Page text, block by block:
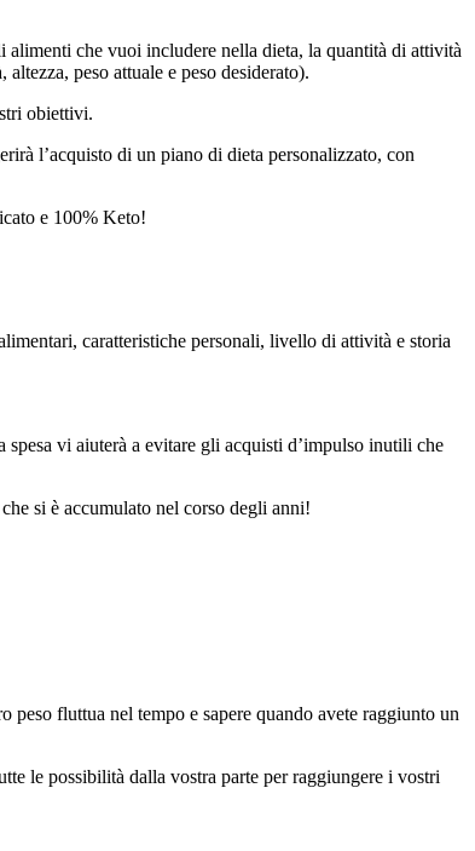
alimenti che vuoi includere nella dieta, la quantità di attività
peso attuale e peso desiderato).
obiettivi.
l’acquisto di un piano di dieta personalizzato, con
e 100% Keto!
caratteristiche personali, livello di attività e storia
vi aiuterà a evitare gli acquisti d’impulso inutili che
si è accumulato nel corso degli anni!
fluttua nel tempo e sapere quando avete raggiunto un
le possibilità dalla vostra parte per raggiungere i vostri